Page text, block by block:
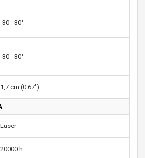
-30 - 30°
-30 - 30°
1,7 cm (0.67")
Laser
20000 h